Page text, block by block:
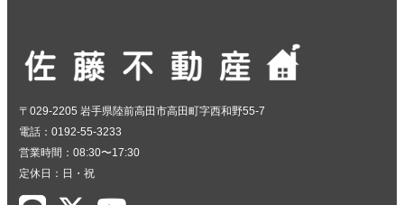
〒029-2205 岩手県陸前高田市高田町字西和野55-7
電話：0192-55-3233
営業時間：08:30〜17:30
定休日：日・祝